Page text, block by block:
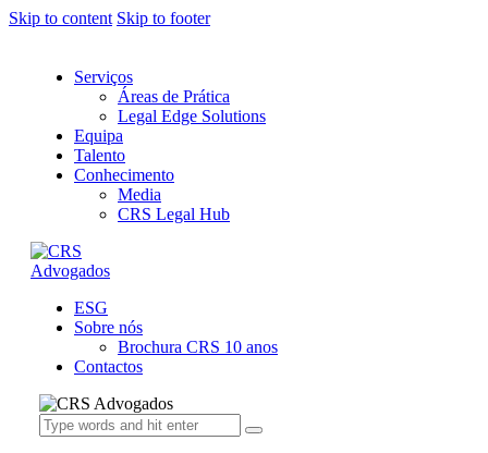
Skip to content Skip to footer
Serviços
Áreas de Prática
Legal Edge Solutions
Equipa
Talento
Conhecimento
Media
CRS Legal Hub
ESG
Sobre nós
Brochura CRS 10 anos
Contactos